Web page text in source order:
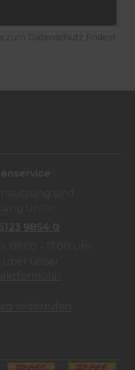
zum Datenschutz findest
und
unter:
9854 0
09:00 - 17:00 Uhr
über unser
widerrufen